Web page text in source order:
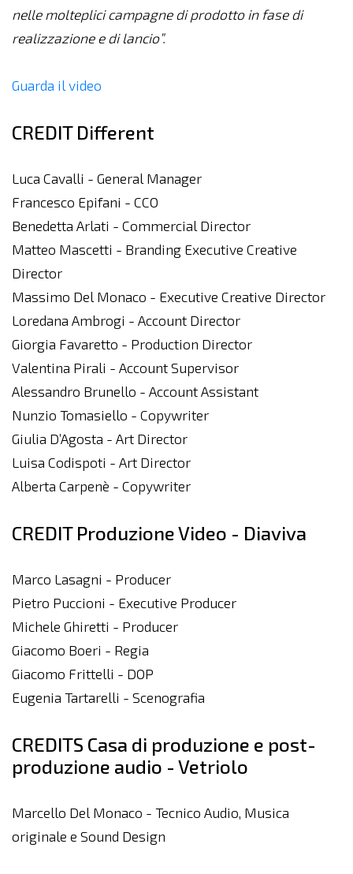
nelle molteplici campagne di prodotto in fase di
realizzazione e di lancio”.
Guarda il video
CREDIT Different
Luca Cavalli - General Manager
Francesco Epifani - CCO
Benedetta Arlati - Commercial Director
Matteo Mascetti - Branding Executive Creative
Director
Massimo Del Monaco - Executive Creative Director
Loredana Ambrogi - Account Director
Giorgia Favaretto - Production Director
Valentina Pirali - Account Supervisor
Alessandro Brunello - Account Assistant
Nunzio Tomasiello - Copywriter
Giulia D’Agosta - Art Director
Luisa Codispoti - Art Director
Alberta Carpenè - Copywriter
CREDIT Produzione Video - Diaviva
Marco Lasagni - Producer
Pietro Puccioni - Executive Producer
Michele Ghiretti - Producer
Giacomo Boeri - Regia
Giacomo Frittelli - DOP
Eugenia Tartarelli - Scenografia
CREDITS Casa di produzione e post-
produzione audio - Vetriolo
Marcello Del Monaco - Tecnico Audio, Musica
originale e Sound Design